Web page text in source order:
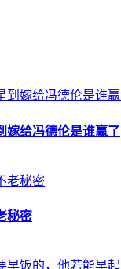
嫁给冯德伦是谁赢了
秘密